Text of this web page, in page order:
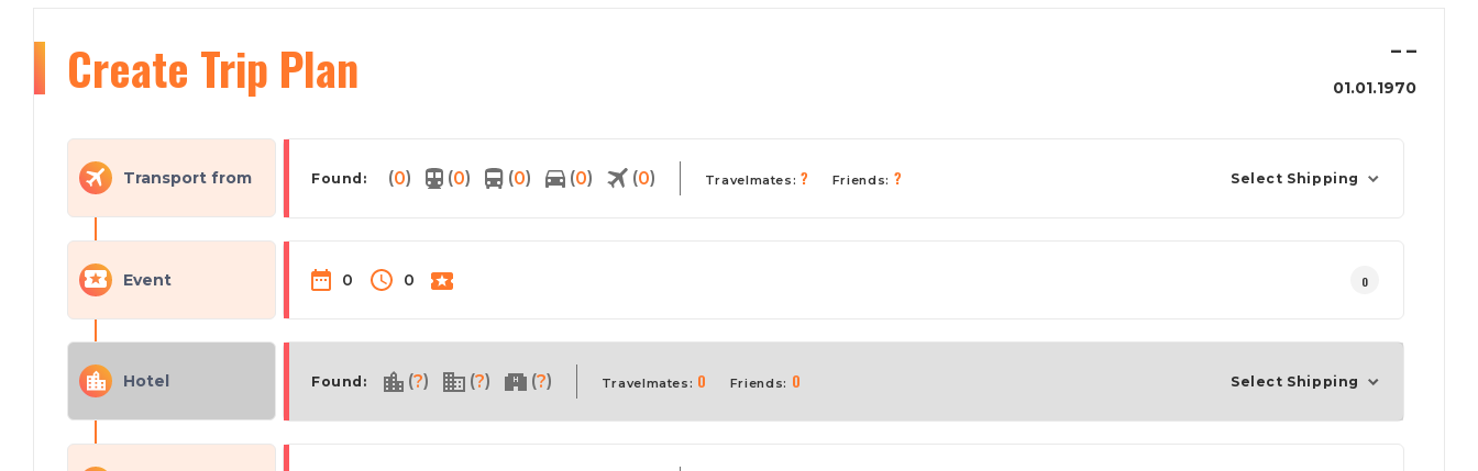
Create Trip Plan – –
01.01.1970
Transport from Found: (0) (0) (0) (0) (0) Travelmates:? Friends: ? Select Shipping
Event 0 0 0
Hotel Found: (?) (?) (?) Travelmates: 0 Friends: 0 Select Shipping